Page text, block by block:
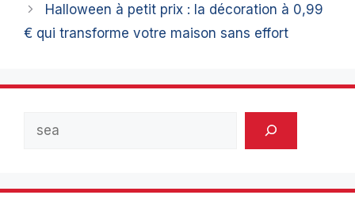
Halloween à petit prix : la décoration à 0,99
€ qui transforme votre maison sans effort